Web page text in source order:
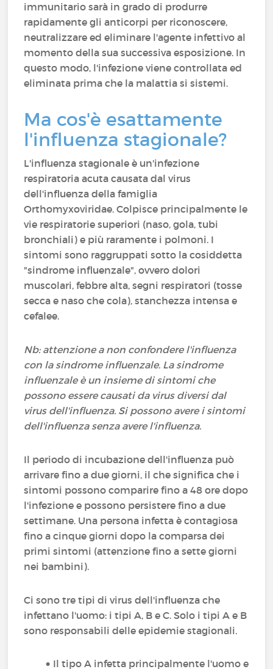
immunitario sarà in grado di produrre
rapidamente gli anticorpi per riconoscere,
neutralizzare ed eliminare l'agente infettivo al
momento della sua successiva esposizione. In
questo modo, l'infezione viene controllata ed
eliminata prima che la malattia si sistemi.
Ma cos'è esattamente
l'influenza stagionale?
L'influenza stagionale è un'infezione
respiratoria acuta causata dal virus
dell'influenza della famiglia
Orthomyxoviridae. Colpisce principalmente le
vie respiratorie superiori (naso, gola, tubi
bronchiali) e più raramente i polmoni. I
sintomi sono raggruppati sotto la cosiddetta
"sindrome influenzale", ovvero dolori
muscolari, febbre alta, segni respiratori (tosse
secca e naso che cola), stanchezza intensa e
cefalee.
Nb: attenzione a non confondere l'influenza
con la sindrome influenzale. La sindrome
influenzale è un insieme di sintomi che
possono essere causati da virus diversi dal
virus dell'influenza. Si possono avere i sintomi
dell'influenza senza avere l'influenza.
Il periodo di incubazione dell'influenza può
arrivare fino a due giorni, il che significa che i
sintomi possono comparire fino a 48 ore dopo
l'infezione e possono persistere fino a due
settimane. Una persona infetta è contagiosa
fino a cinque giorni dopo la comparsa dei
primi sintomi (attenzione fino a sette giorni
nei bambini).
Ci sono tre tipi di virus dell'influenza che
infettano l'uomo: i tipi A, B e C. Solo i tipi A e B
sono responsabili delle epidemie stagionali.
Il tipo A infetta principalmente l'uomo e